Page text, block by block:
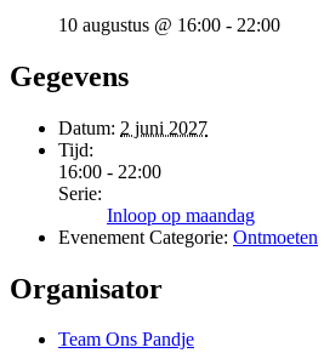
10 augustus @ 16:00 - 22:00
Gegevens
Datum: 2 juni 2027
Tijd:
16:00 - 22:00
Serie:
Inloop op maandag
Evenement Categorie: Ontmoeten
Organisator
Team Ons Pandje